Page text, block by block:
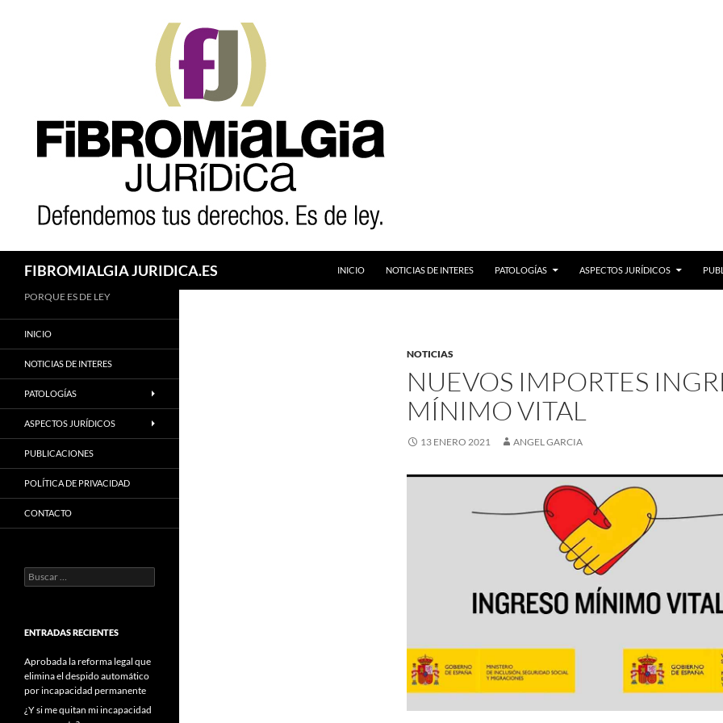
FIBROMIALGIA JURIDICA.ES INICIO NOTICIAS DE INTERES PATOLOGÍAS ASPECTOS JURÍDICOS
NOTICIAS
NUEVOS IMPORTES
MÍNIMO VITAL
13 ENERO 2021 ANGEL GARCIA
PORQUE ES DE LEY
INICIO
NOTICIAS DE INTERES
PATOLOGÍAS
ASPECTOS JURÍDICOS
PUBLICACIONES
POLÍTICA DE PRIVACIDAD
CONTACTO
Buscar:
ENTRADAS RECIENTES
Aprobada la reforma legal que
elimina el despido automático
por incapacidad permanente
¿Y si me quitan mi incapacidad